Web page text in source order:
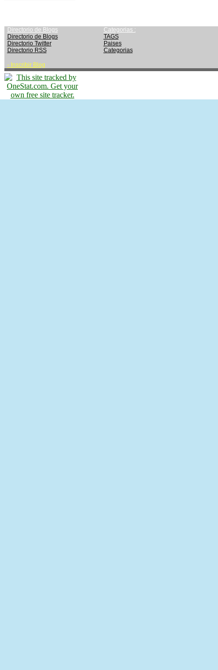
Directorio de Blogs
Directorio de Blogs
Directorio Twitter
Directorio RSS
- Inscribir Blog
Categorias :
TAGS
Paises
Categorias